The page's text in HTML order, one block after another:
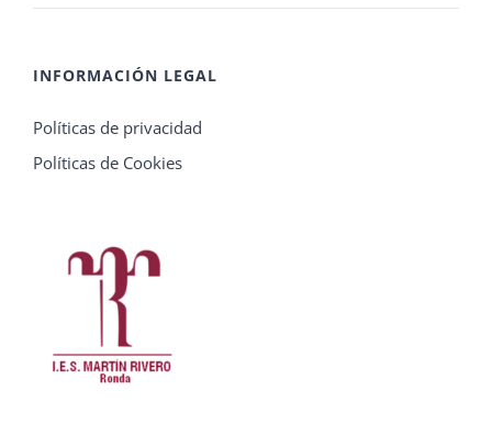
INFORMACIÓN LEGAL
Políticas de privacidad
Políticas de Cookies